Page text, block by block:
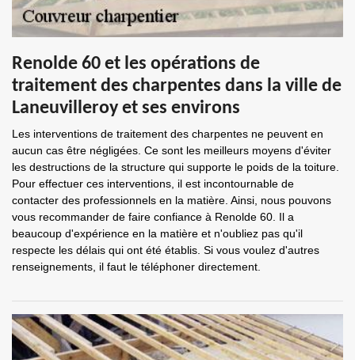
Renolde 60 et les opérations de
traitement des charpentes dans la ville de
Laneuvilleroy et ses environs
Les interventions de traitement des charpentes ne peuvent en
aucun cas être négligées. Ce sont les meilleurs moyens d'éviter
les destructions de la structure qui supporte le poids de la toiture.
Pour effectuer ces interventions, il est incontournable de
contacter des professionnels en la matière. Ainsi, nous pouvons
vous recommander de faire confiance à Renolde 60. Il a
beaucoup d'expérience en la matière et n'oubliez pas qu'il
respecte les délais qui ont été établis. Si vous voulez d'autres
renseignements, il faut le téléphoner directement.